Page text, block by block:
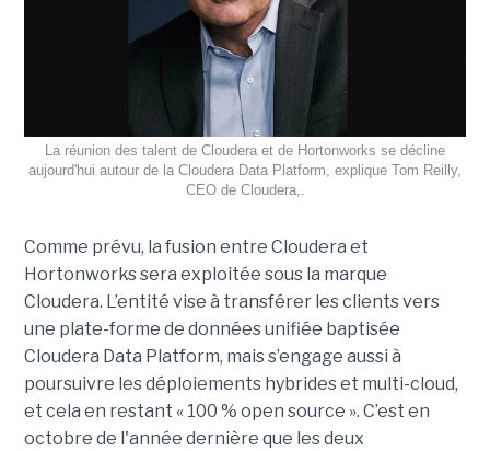
La réunion des talent de Cloudera et de Hortonworks se décline
aujourd'hui autour de la Cloudera Data Platform, explique Tom Reilly,
CEO de Cloudera,.
Comme prévu, la fusion entre Cloudera et
Hortonworks sera exploitée sous la marque
Cloudera. L’entité vise à transférer les clients vers
une plate-forme de données unifiée baptisée
Cloudera Data Platform, mais s’engage aussi à
poursuivre les déploiements hybrides et multi-cloud,
et cela en restant « 100 % open source ». C’est en
octobre de l'année dernière que les deux